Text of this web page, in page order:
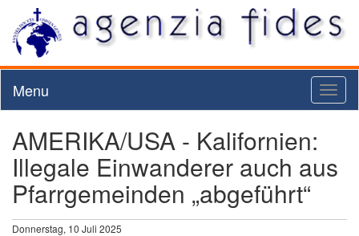
Menu
AMERIKA/USA - Kalifornien:
Illegale Einwanderer auch aus
Pfarrgemeinden „abgeführt“
Donnerstag, 10 Juli 2025